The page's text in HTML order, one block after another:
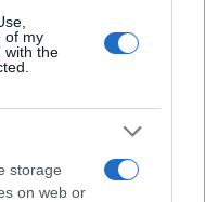
of my
with the
storage
on web or
nella